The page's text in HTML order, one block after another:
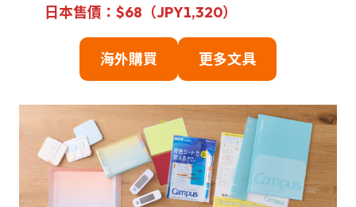
日本售價：$68（JPY1,320）
海外購買 更多文具